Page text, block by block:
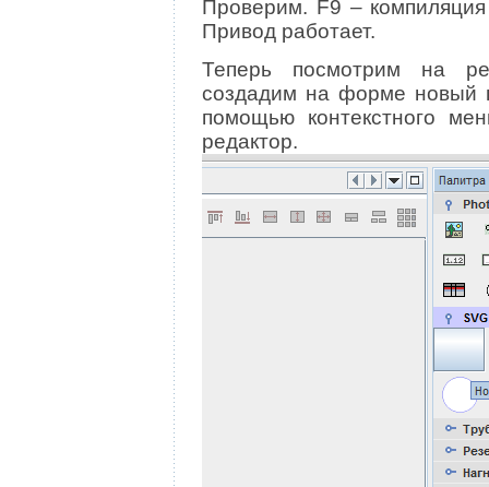
Проверим. F9 –
Привод работает.
Теперь посмотрим на
создадим на форме новый
помощью контекстного
редактор.